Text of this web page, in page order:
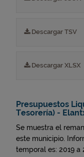
Descargar TSV
Descargar XLSX
Presupuestos
Tesorería) -
Se muestra el
este municipio.
temporal es: 2019 a